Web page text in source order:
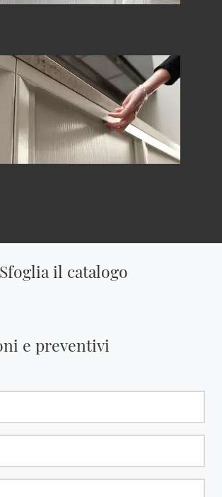
Sfoglia il catalogo
e preventivi